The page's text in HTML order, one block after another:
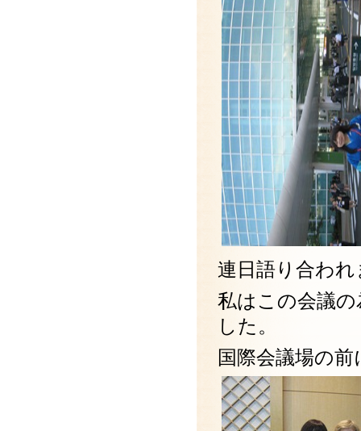
連日語り合わ
私はこの会議
した。
国際会議場の前